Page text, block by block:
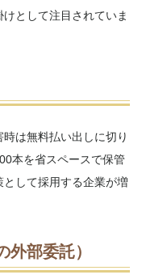
として注目されていま
は無料払い出しに切り
本を省スペースで保管
して採用する企業が増
部委託）